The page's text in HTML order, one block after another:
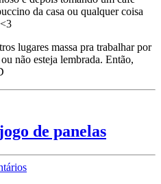
da casa ou qualquer coisa
lugares massa pra trabalhar por
não esteja lembrada. Então,
de panelas